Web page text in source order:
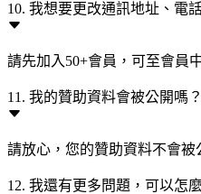
10. 我想要更改通訊地址、電
請先加入50+會員，可至會員
11. 我的贊助資料會被公開嗎？
請放心，您的贊助資料不會被
12. 我還有更多問題，可以怎